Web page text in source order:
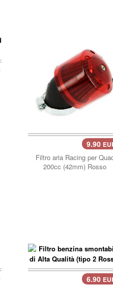
9.90
Filtro aria Racing per
200cc (42mm) Rosso
6.90